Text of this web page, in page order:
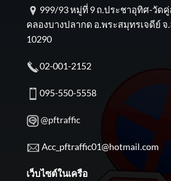
999/93 หมู่ที่ 9 ถ.ประชาอุทิศ-วัดคู่
คลองบางปลากด อ.พระสมุทรเจดีย์
10290
02-001-2152
095-550-5558
@pftraffic
Acc_pftraffic01@hotmail.com
เว็บไซต์ในเครือ